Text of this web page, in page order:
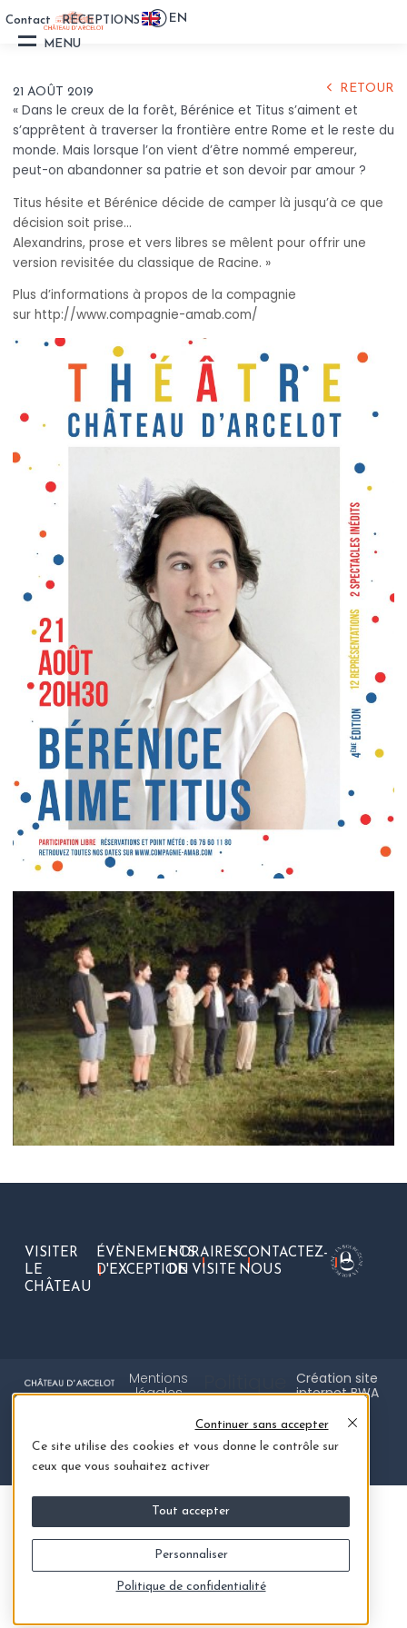
MENU
EN
Contact RÉCEPTIONS
L’HISTOIRE
ACTUALITÉS
LES GÎTES
ÉVÈNEMENTS
LES LIEUX
ÉVÈNEMENTS
21 AOÛT 2019 RETOUR
« Dans le creux de la forêt, Bérénice et Titus s’aiment et
s’apprêtent à traverser la frontière entre Rome et le reste du
monde. Mais lorsque l’on vient d’être nommé empereur,
peut-on abandonner sa patrie et son devoir par amour ?
Titus hésite et Bérénice décide de camper là jusqu’à ce que
décision soit prise…
Alexandrins, prose et vers libres se mêlent pour offrir une
version revisitée du classique de Racine. »
Plus d’informations à propos de la compagnie
sur http://www.compagnie-amab.com/
VISITER
LE
CHÂTEAU
ÉVÈNEMENTS
D'EXCEPTION
HORAIRES
DE VISITE
CONTACTEZ-
NOUS
Mentions
légales
confidentialité
Création site
internet BWA
SUIVEZ-NOUS
Ce site utilise des cookies et vous donne le contrôle sur
ceux que vous souhaitez activer
Tout accepter
Continuer sans accepter
Personnaliser
Politique de confidentialité